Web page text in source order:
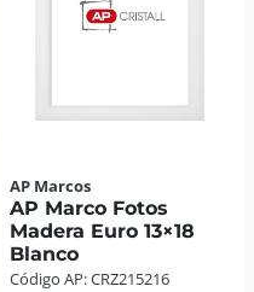
AP Marcos
AP Marco Fotos
Madera Euro 13×18
Blanco
Código AP: CRZ215216